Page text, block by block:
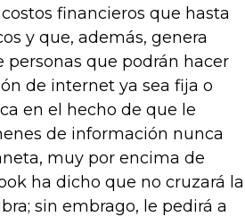
financieros que hasta
y que, además, genera
que podrán hacer
de internet ya sea fija o
en el hecho de que le
de información nunca
muy por encima de
ha dicho que no cruzará la
sin embrago, le pedirá a